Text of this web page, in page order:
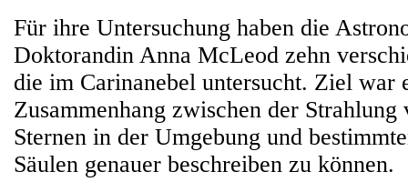
Für ihre Untersuchung haben die
Doktorandin Anna McLeod zehn
die im Carinanebel untersucht. Ziel war
Zusammenhang zwischen der Strahlung
Sternen in der Umgebung und
Säulen genauer beschreiben zu können.